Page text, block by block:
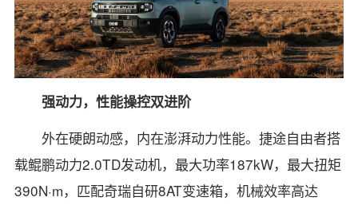
强动力，性能操控双进阶
外在硬朗动感，内在澎湃动力性能。捷途自由者搭
载鲲鹏动力2.0TD发动机，最大功率187kW，最大扭矩
390N·m，匹配奇瑞自研8AT变速箱，机械效率高达